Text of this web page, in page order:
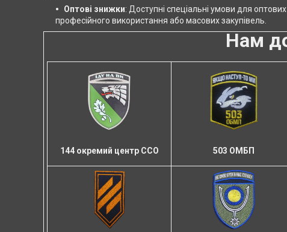
Оптові знижки: Доступні спеціальні умови для
професійного використання або масових закупівель.
Нам
144 окремий центр ССО 503 ОМБП